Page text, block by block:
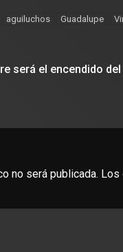
aguiluchos Guadalupe
será el encendido del
no será publicada. Los